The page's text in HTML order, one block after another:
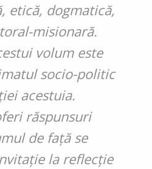
etică, dogmatică,
misionară.
volum este
socio-politic
acestuia.
răspunsuri
de faț­ă se
la reflecție